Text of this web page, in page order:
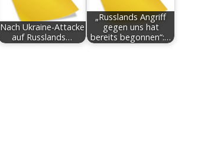
Nach Ukraine-Attacke
auf Russlands…
„Russlands Angriff
gegen uns hat
bereits begonnen“:…